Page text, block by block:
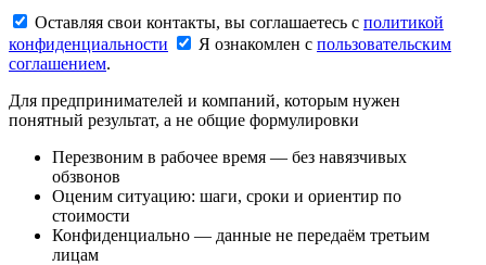
Оставляя свои контакты, вы соглашаетесь с политикой
конфиденциальности
Я ознакомлен с пользовательским
соглашением.
Для предпринимателей и компаний, которым нужен
понятный результат, а не общие формулировки
Перезвоним в рабочее время — без навязчивых
обзвонов
Оценим ситуацию: шаги, сроки и ориентир по
стоимости
Конфиденциально — данные не передаём третьим
лицам